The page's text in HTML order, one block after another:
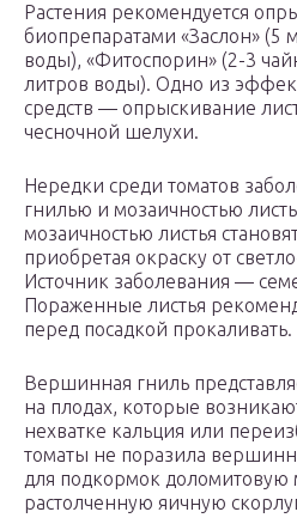
Растения рекомендуется
биопрепаратами «Заслон» (5
воды), «Фитоспорин» (2-3
литров воды). Одно из
средств — опрыскивание
чесночной шелухи.
Нередки среди томатов
гнилью и мозаичностью
мозаичностью листья
приобретая окраску от
Источник заболевания —
Пораженные листья
перед посадкой прокаливать.
Вершинная гниль
на плодах, которые
нехватке кальция или
томаты не поразила
для подкормок доломитовую
растолченную яичную